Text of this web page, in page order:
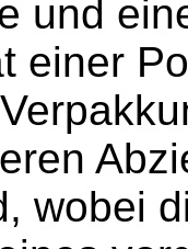
und
einer
wobei